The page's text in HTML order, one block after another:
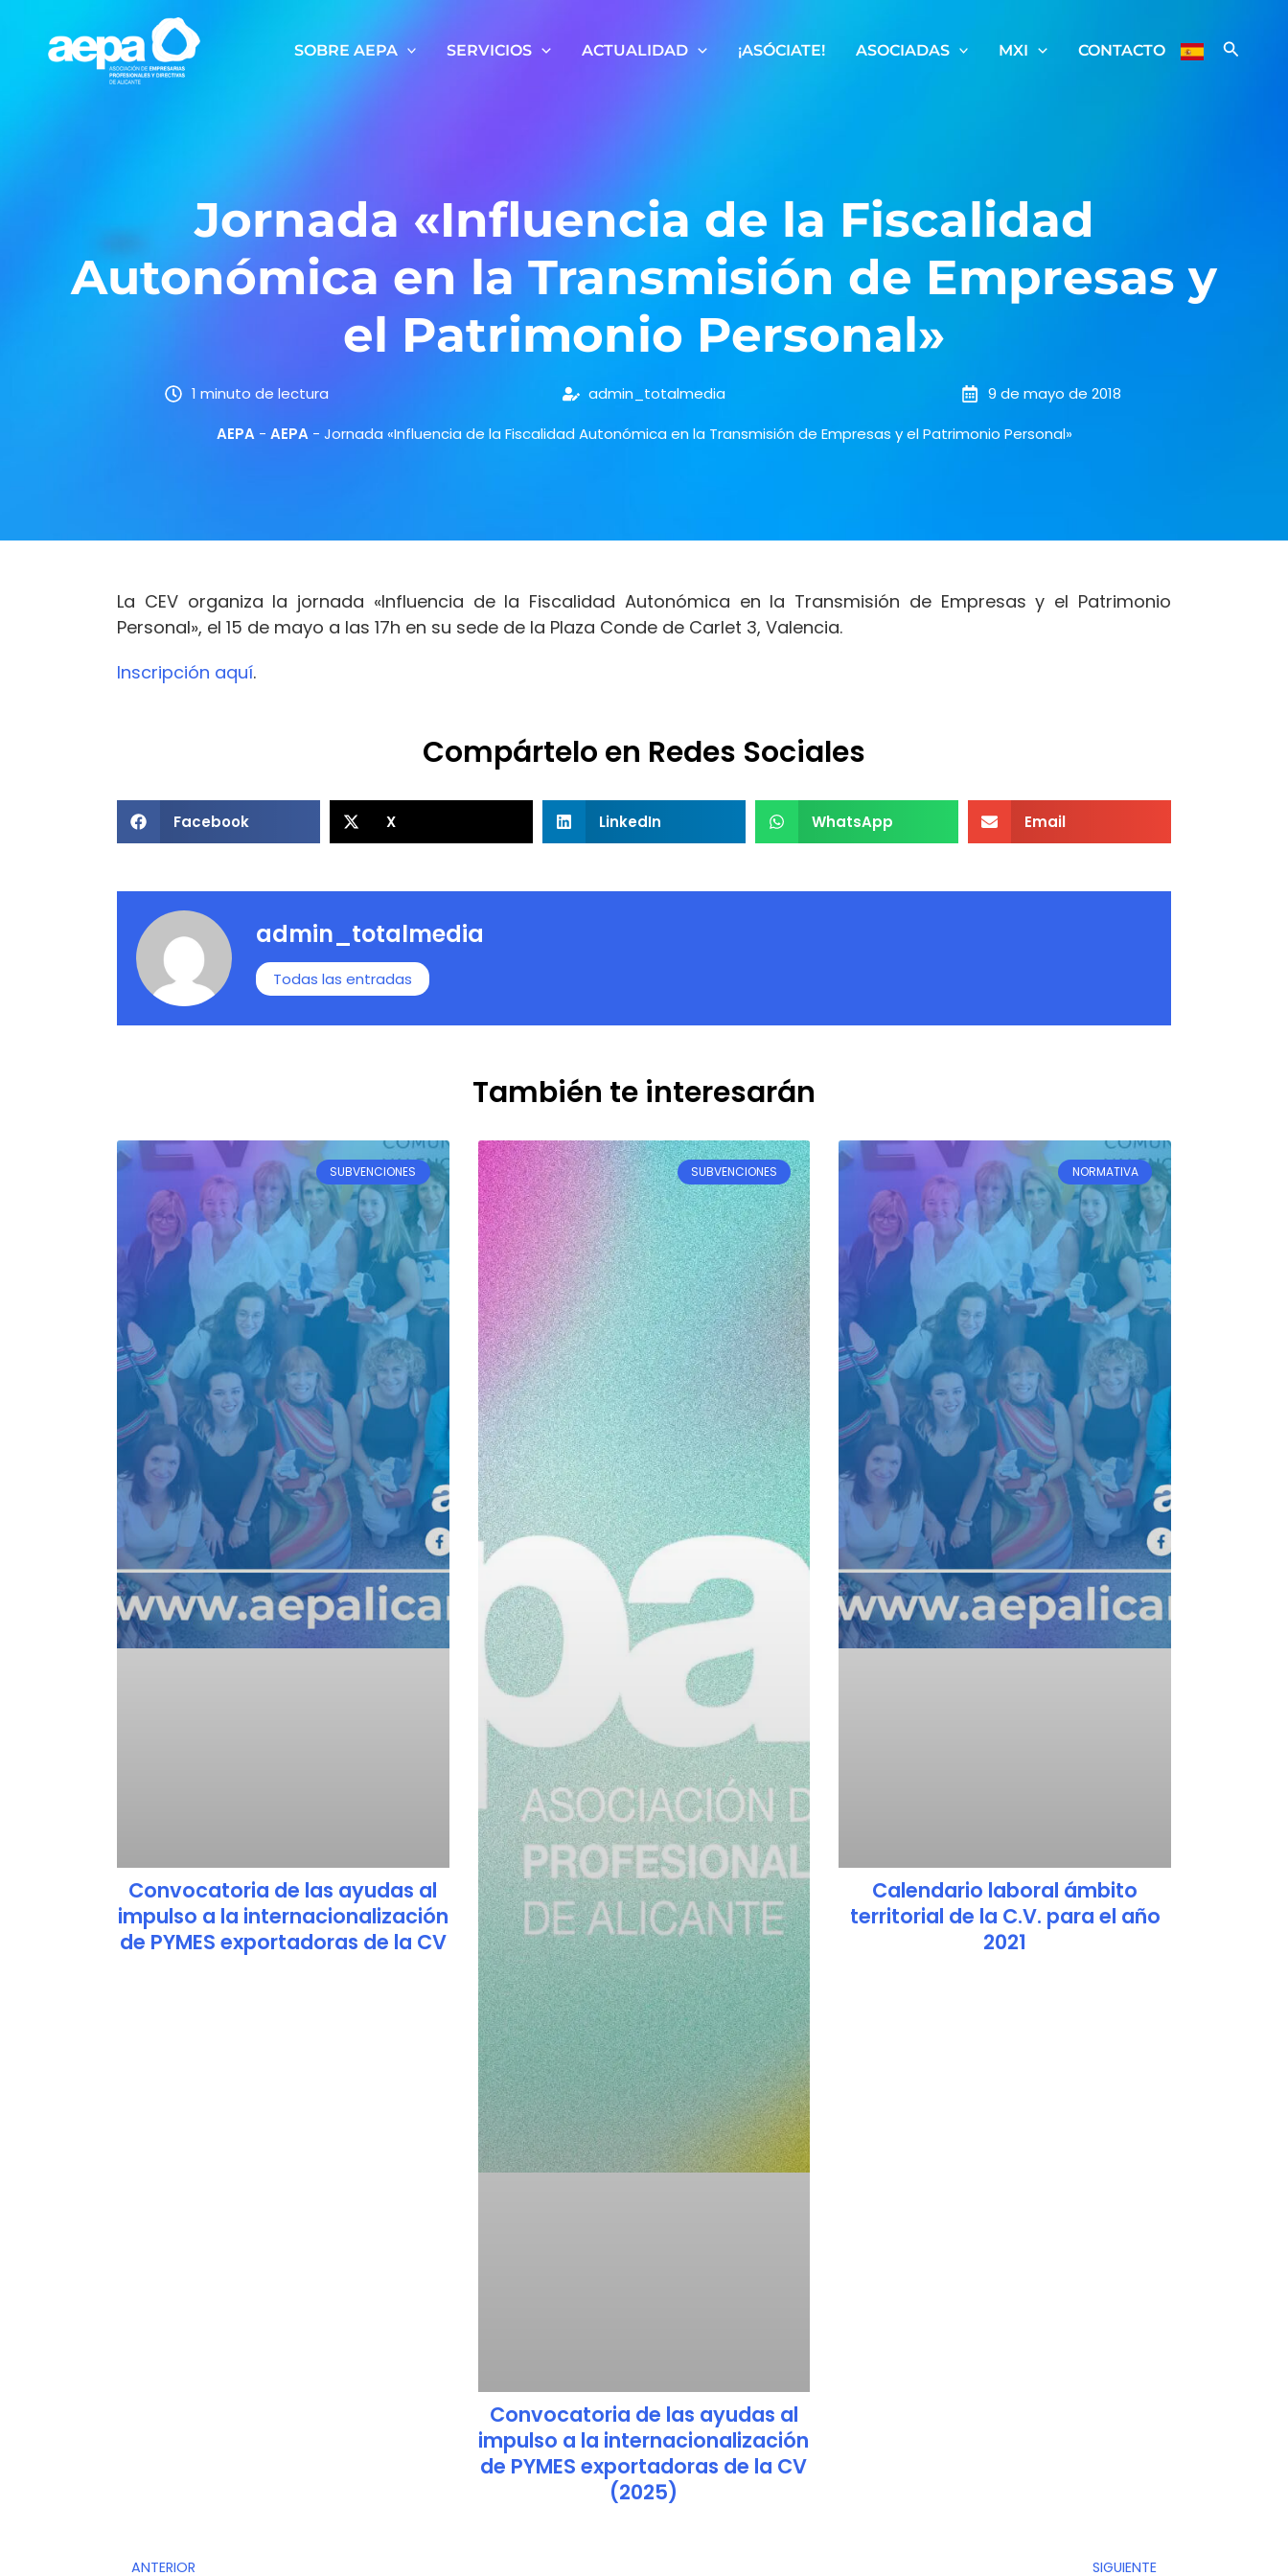
contenido
SOBRE AEPA SERVICIOS ACTUALIDAD ¡ASÓCIATE! ASOCIADAS MXI CONTACTO
Jornada «Influencia de la Fiscalidad
Autonómica en la Transmisión de Empresas y
el Patrimonio Personal»
1 minuto de lectura admin_totalmedia
9 de mayo de 2018
AEPA- AEPA- Jornada «Influencia de la Fiscalidad Autonómica en la Transmisión de Empresas y el Patrimonio Personal»
La CEV organiza la jornada «Influencia de la Fiscalidad Autonómica en la Transmisión de Empresas y el Patrimonio
Personal», el 15 de mayo a las 17h en su sede de la Plaza Conde de Carlet 3, Valencia.
Inscripción aquí.
Compártelo en Redes Sociales
Facebook X LinkedIn WhatsApp Email
admin_totalmedia
Todas las entradas
También te interesarán
SUBVENCIONES
Convocatoria de las ayudas al
impulso a la internacionalización
de PYMES exportadoras de la CV
SUBVENCIONES
Convocatoria de las ayudas al
impulso a la internacionalización
de PYMES exportadoras de la CV
(2025)
NORMATIVA
Calendario laboral ámbito
territorial de la C.V. para el año
2021
ANTERIOR SIGUIENTE